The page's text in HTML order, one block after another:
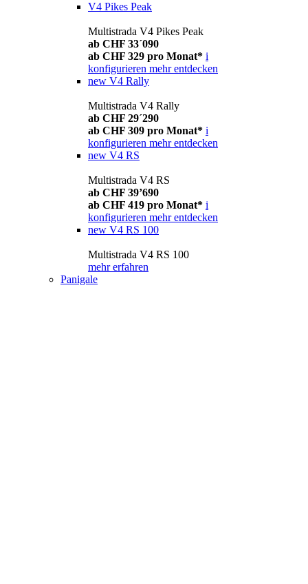
V4 Pikes Peak
Multistrada V4 Pikes Peak
ab CHF 33´090
ab CHF 329 pro Monat* i
konfigurieren mehr entdecken
new V4 Rally
Multistrada V4 Rally
ab CHF 29´290
ab CHF 309 pro Monat* i
konfigurieren mehr entdecken
new V4 RS
Multistrada V4 RS
ab CHF 39’690
ab CHF 419 pro Monat* i
konfigurieren mehr entdecken
new V4 RS 100
Multistrada V4 RS 100
mehr erfahren
Panigale